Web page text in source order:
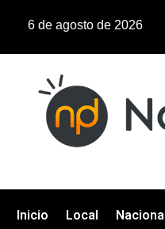
6 de agosto de 2026
Inicio Local Nacional